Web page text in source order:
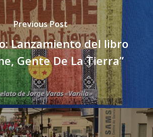
Previous Post
Lanzamiento del libro
Gente De La Tierra”